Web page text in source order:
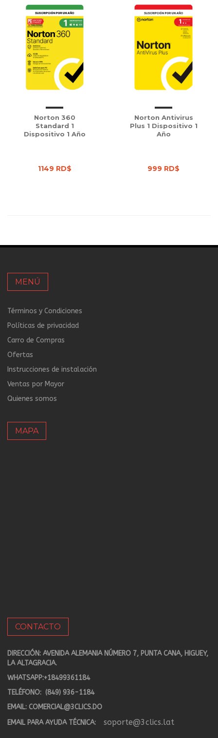
Norton 360
Standard 1
Dispositivo 1 Año
1149 RD$
Norton Antivirus
Plus 1 Dispositivo 1
Año
999 RD$
MENÚ
Términos y Condiciones
Políticas de privacidad
Carro de Compras
Ofertas
Instrucciones de instalación
Ventas por Mayor
Quienes somos
MAPA
CONTACTO
DIRECCIÓN: AVENIDA ALEMANIA NÚMERO 7, PUNTA CANA, HIGUEY,
LA ALTAGRACIA.
WHATSAPP:+18499361184
TELÉFONO: (849) 936-1184
EMAIL: COMERCIAL@3CLICS.DO
EMAIL PARA AYUDA TÉCNICA:
soporte@3clics.lat